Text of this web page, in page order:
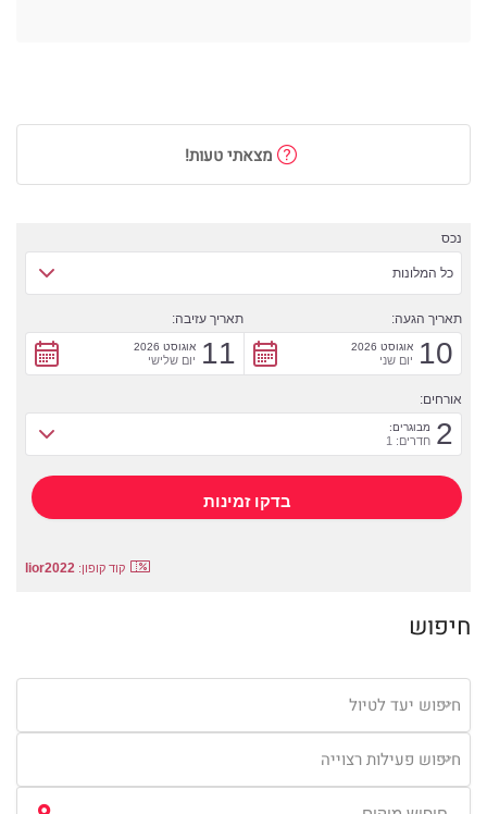
מצאתי טעות!
נכס
כל המלונות
תאריך הגעה:
10 אוגוסט 2026
יום שני
תאריך עזיבה:
11 אוגוסט 2026
יום שלישי
אורחים:
2 מבוגרים:
חדרים: 1
קוד קופון: lior2022
חיפוש
חיפוש יעד לטיול
חיפוש פעילות רצוייה